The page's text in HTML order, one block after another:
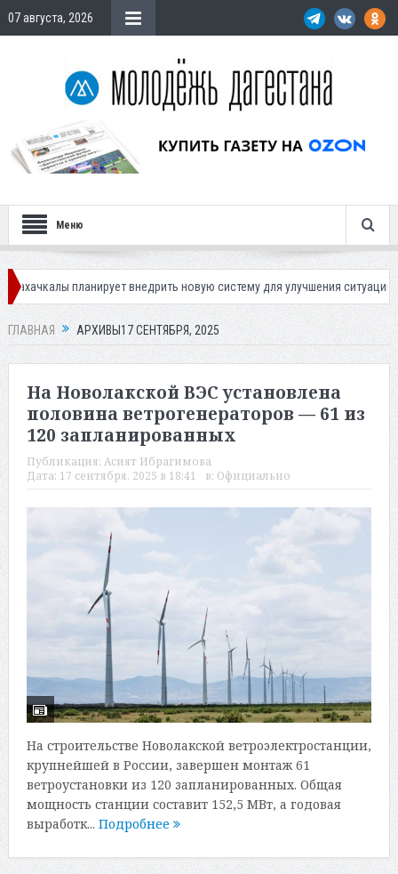
07 августа, 2026
Меню
внедрить новую систему для улучшения ситуации с парковками
ГЛАВНАЯ АРХИВЫ17 СЕНТЯБРЯ, 2025
На Новолакской ВЭС установлена
половина ветрогенераторов — 61 из
120 запланированных
Публикация: Асият Ибрагимова
Дата: 17 сентября, 2025 в 18:41 в: Официально
На строительстве Новолакской ветроэлектростанции,
крупнейшей в России, завершен монтаж 61
ветроустановки из 120 запланированных. Общая
мощность станции составит 152,5 МВт, а годовая
выработк... Подробнее